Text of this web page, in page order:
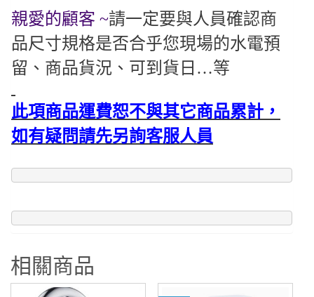
親愛的顧客 ~請一定要與人員確認商
品尺寸規格是否合乎您現場的水電預
留、商品貨況、可到貨日…等
此項商品運費恕不與其它商品累計，
如有疑問請先另詢客服人員
相關商品